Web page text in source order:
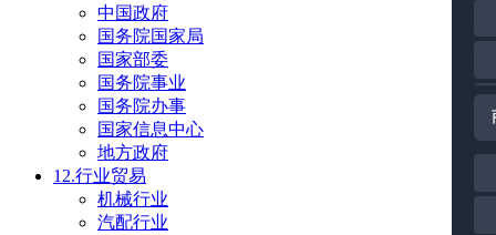
中国政府
国务院国家局
国家部委
国务院事业
国务院办事
国家信息中心
地方政府
12.行业贸易
机械行业
汽配行业